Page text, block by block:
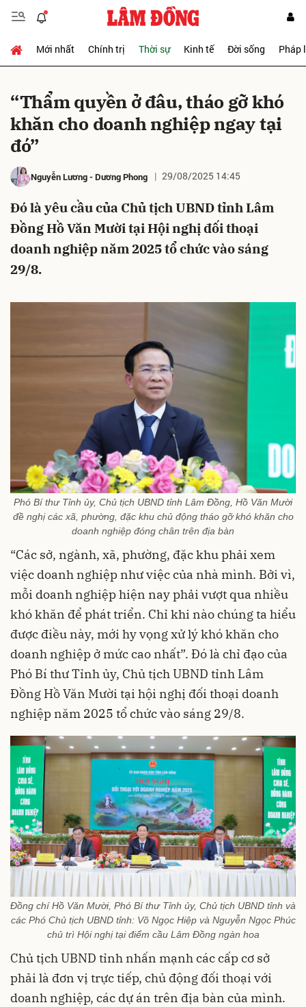
Mới nhất Chính trị Thời sự Kinh tế Đời sống Pháp
“Thẩm quyền ở đâu, tháo gỡ khó
khăn cho doanh nghiệp ngay tại
đó”
Nguyễn Lương-Dương Phong 29/08/2025 14:45
Đó là yêu cầu của Chủ tịch UBND tỉnh Lâm
Đồng Hồ Văn Mười tại Hội nghị đối thoại
doanh nghiệp năm 2025 tổ chức vào sáng
29/8.
Phó Bí thư Tỉnh ủy, Chủ tịch UBND tỉnh Lâm Đồng, Hồ Văn Mười
đề nghị các xã, phường, đặc khu chủ động tháo gỡ khó khăn cho
doanh nghiệp đóng chân trên địa bàn
“Các sở, ngành, xã, phường, đặc khu phải xem
việc doanh nghiệp như việc của nhà mình. Bởi vì,
mỗi doanh nghiệp hiện nay phải vượt qua nhiều
khó khăn để phát triển. Chỉ khi nào chúng ta hiểu
được điều này, mới hy vọng xử lý khó khăn cho
doanh nghiệp ở mức cao nhất”. Đó là chỉ đạo của
Phó Bí thư Tỉnh ủy, Chủ tịch UBND tỉnh Lâm
Đồng Hồ Văn Mười tại hội nghị đối thoại doanh
nghiệp năm 2025 tổ chức vào sáng 29/8.
Đồng chí Hồ Văn Mười, Phó Bí thư Tỉnh ủy, Chủ tịch UBND tỉnh và
các Phó Chủ tịch UBND tỉnh: Võ Ngọc Hiệp và Nguyễn Ngọc Phúc
chủ trì Hội nghị tại điểm cầu Lâm Đồng ngàn hoa
Chủ tịch UBND tỉnh nhấn mạnh các cấp cơ sở
phải là đơn vị trực tiếp, chủ động đối thoại với
doanh nghiệp, các dự án trên địa bàn của mình.
Gửi bình luận
Hủy Gửi